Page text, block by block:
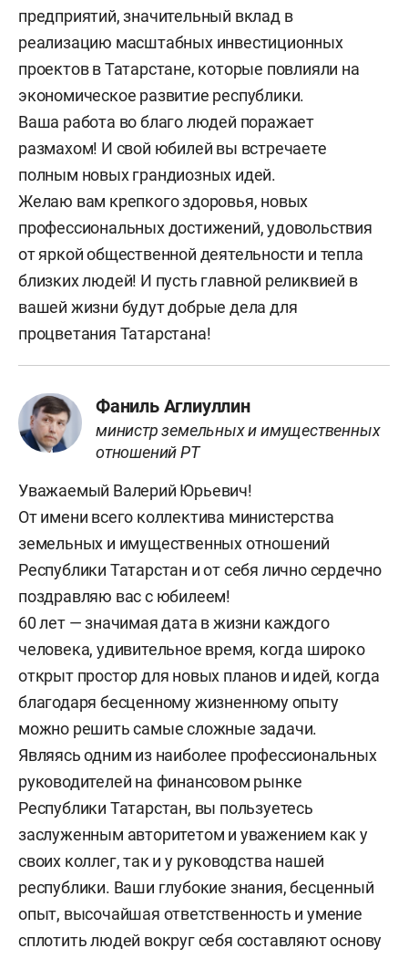
предприятий, значительный вклад в
реализацию масштабных инвестиционных
проектов в Татарстане, которые повлияли на
экономическое развитие республики.
Ваша работа во благо людей поражает
размахом! И свой юбилей вы встречаете
полным новых грандиозных идей.
Желаю вам крепкого здоровья, новых
профессиональных достижений, удовольствия
от яркой общественной деятельности и тепла
близких людей! И пусть главной реликвией в
вашей жизни будут добрые дела для
процветания Татарстана!
Фаниль Аглиуллин
министр земельных и имущественных
отношений РТ
Уважаемый Валерий Юрьевич!
От имени всего коллектива министерства
земельных и имущественных отношений
Республики Татарстан и от себя лично сердечно
поздравляю вас с юбилеем!
60 лет — значимая дата в жизни каждого
человека, удивительное время, когда широко
открыт простор для новых планов и идей, когда
благодаря бесценному жизненному опыту
можно решить самые сложные задачи.
Являясь одним из наиболее профессиональных
руководителей на финансовом рынке
Республики Татарстан, вы пользуетесь
заслуженным авторитетом и уважением как у
своих коллег, так и у руководства нашей
республики. Ваши глубокие знания, бесценный
опыт, высочайшая ответственность и умение
сплотить людей вокруг себя составляют основу